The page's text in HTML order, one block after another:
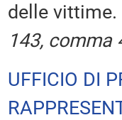
delle
143, comma
UFFICIO DI